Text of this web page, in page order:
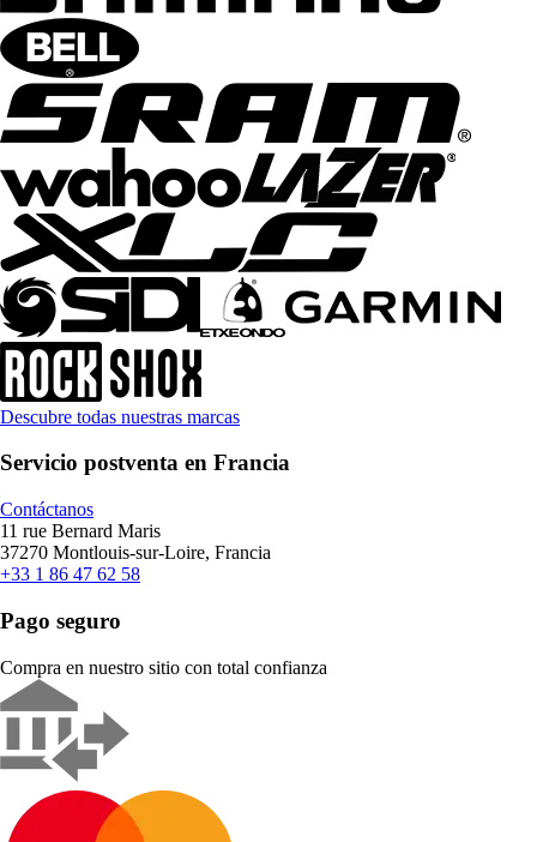
Descubre todas nuestras marcas
Servicio postventa en Francia
Contáctanos
11 rue Bernard Maris
37270 Montlouis-sur-Loire, Francia
+33 1 86 47 62 58
Pago seguro
Compra en nuestro sitio con total confianza